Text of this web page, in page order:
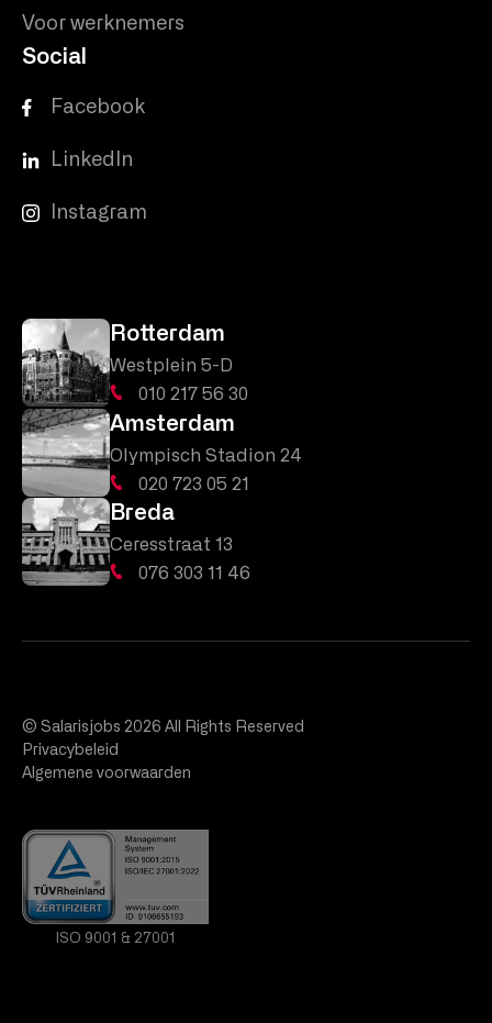
Voor werknemers
Social
Facebook
LinkedIn
Instagram
Rotterdam
Westplein 5-D
010 217 56 30
Amsterdam
Olympisch Stadion 24
020 723 05 21
Breda
Ceresstraat 13
076 303 11 46
© Salarisjobs 2026 All Rights Reserved
Privacybeleid
Algemene voorwaarden
ISO 9001 & 27001